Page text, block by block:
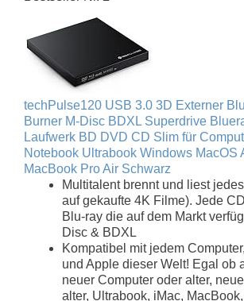
techPulse120 USB 3.0 3D Externer
Burner M-Disc BDXL Superdrive
Laufwerk BD DVD CD Slim für
Notebook Ultrabook Windows MacOS
MacBook Pro Air Schwarz
Multitalent brennt und liest
auf gekaufte 4K Filme). Jede
Blu-ray die auf dem Markt
Disc & BDXL
Kompatibel mit jedem
und Apple dieser Welt! Egal ob
neuer Computer oder alter,
alter, Ultrabook, iMac,